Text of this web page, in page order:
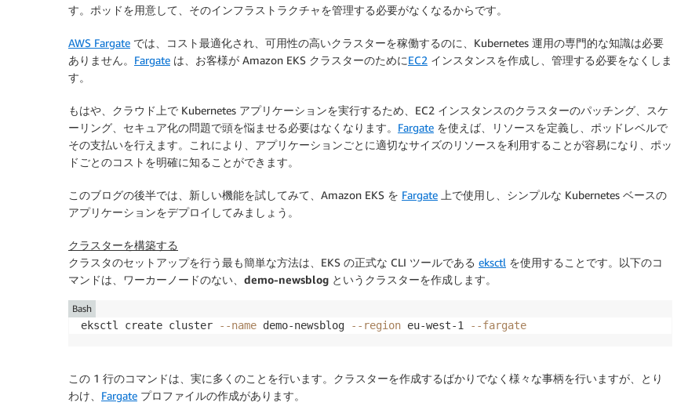
す。ポッドを用意して、そのインフラストラクチャを管理する必要がなくなるからです。
AWS Fargate では、コスト最適化され、可用性の高いクラスターを稼働するのに、Kubernetes 運用の専門的な知識は必要
ありません。 Fargate は、お客様が Amazon EKS クラスターのためにEC2 インスタンスを作成し、管理する必要をなくしま
す。
もはや、クラウド上で Kubernetes アプリケーションを実行するため、EC2 インスタンスのクラスターのパッチング、スケ
ーリング、セキュア化の問題で頭を悩ませる必要はなくなります。 Fargate を使えば、リソースを定義し、ポッドレベルで
その支払いを行えます。これにより、アプリケーションごとに適切なサイズのリソースを利用することが容易になり、ポッ
ドごとのコストを明確に知ることができます。
このブログの後半では、新しい機能を試してみて、 Amazon EKS を Fargate 上で使用し、シンプルな Kubernetes ベースの
アプリケーションをデプロイしてみましょう。
クラスターを構築する
クラスタのセットアップを行う最も簡単な方法は、EKS の正式な CLI ツールである eksctl を使用することです。以下のコ
マンドは、ワーカーノードのない、 demo-newsblog というクラスターを作成します。
eksctl create cluster --name demo-newsblog --region eu-west-1 --fargate
Bash
この 1 行のコマンドは、実に多くのことを行います。クラスターを作成するばかりでなく様々な事柄を行いますが、とり
わけ、 Fargate プロファイルの作成があります。